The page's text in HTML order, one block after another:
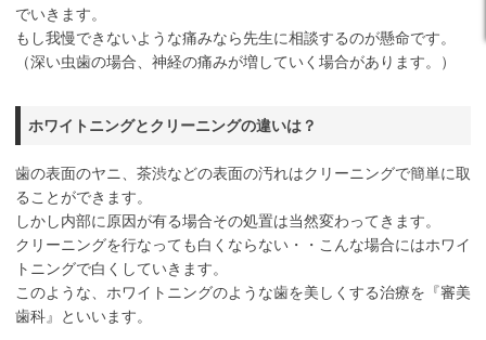
でいきます。
もし我慢できないような痛みなら先生に相談するのが懸命です。
（深い虫歯の場合、神経の痛みが増していく場合があります。）
ホワイトニングとクリーニングの違いは？
歯の表面のヤニ、茶渋などの表面の汚れはクリーニングで簡単に取
ることができます。
しかし内部に原因が有る場合その処置は当然変わってきます。
クリーニングを行なっても白くならない・・こんな場合にはホワイ
トニングで白くしていきます。
このような、ホワイトニングのような歯を美しくする治療を『審美
歯科』といいます。